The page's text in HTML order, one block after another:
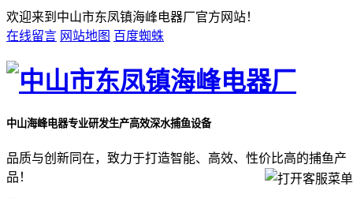
欢迎来到中山市东凤镇海峰电器厂官方网站！
在线留言 网站地图 百度蜘蛛
中山海峰电器专业研发生产高效深水捕鱼设备
品质与创新同在，致力于打造智能、高效、性价比高的捕鱼产
品！